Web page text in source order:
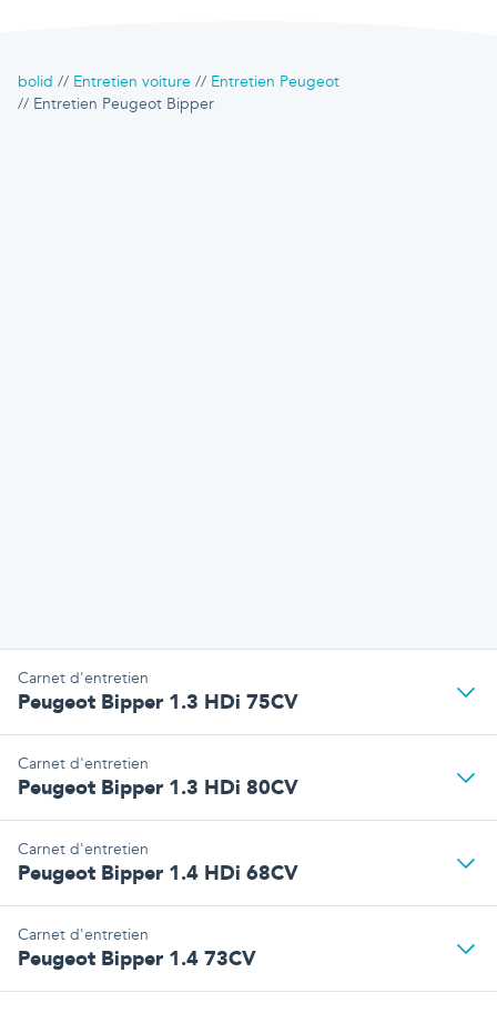
bolid Entretien voiture
Entretien Peugeot
Entretien Peugeot Bipper
Carnet d'entretien
Peugeot Bipper 1.3 HDi 75CV
Carnet d'entretien
Peugeot Bipper 1.3 HDi 80CV
Carnet d'entretien
Peugeot Bipper 1.4 HDi 68CV
Carnet d'entretien
Peugeot Bipper 1.4 73CV